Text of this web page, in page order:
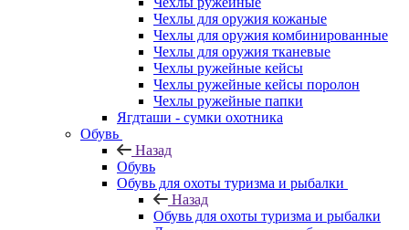
Чехлы для оружия кожаные
Чехлы для оружия комбинированные
Чехлы для оружия тканевые
Чехлы ружейные кейсы
Чехлы ружейные кейсы поролон
Чехлы ружейные папки
Ягдташи - сумки охотника
Обувь
Назад
Обувь
Обувь для охоты туризма и рыбалки
Назад
Обувь для охоты туризма и рыбалки